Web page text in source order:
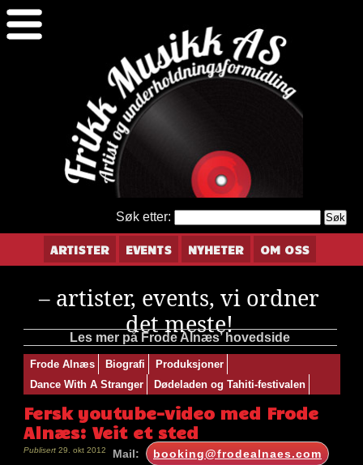
Søk etter:
ARTISTER EVENTS NYHETER OM OSS
– artister, events, vi ordner
det meste!
Les mer på Frode Alnæs’ hovedside
Frode Alnæs Biografi
Produksjoner
Dance With A Stranger
Dødeladen og Tahiti-festivalen
Fersk youtube-video med Frode
Alnæs: Veit et sted
booking@frodealnaes.com
Mail:
Publisert29. okt 2012